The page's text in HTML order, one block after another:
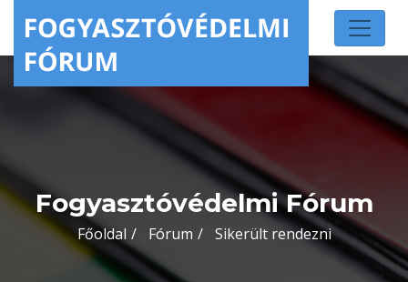
Fogyasztóvédelmi Fórum
Főoldal Fórum Sikerült rendezni